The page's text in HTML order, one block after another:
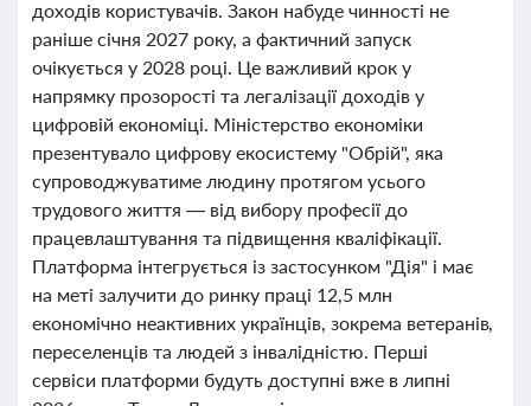
доходів користувачів. Закон набуде чинності не
раніше січня 2027 року, а фактичний запуск
очікується у 2028 році. Це важливий крок у
напрямку прозорості та легалізації доходів у
цифровій економіці. Міністерство економіки
презентувало цифрову екосистему "Обрій", яка
супроводжуватиме людину протягом усього
трудового життя — від вибору професії до
працевлаштування та підвищення кваліфікації.
Платформа інтегрується із застосунком "Дія" і має
на меті залучити до ринку праці 12,5 млн
економічно неактивних українців, зокрема ветеранів,
переселенців та людей з інвалідністю. Перші
сервіси платформи будуть доступні вже в липні